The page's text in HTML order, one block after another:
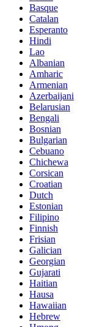
Basque
Catalan
Esperanto
Hindi
Lao
Albanian
Amharic
Armenian
Azerbaijani
Belarusian
Bengali
Bosnian
Bulgarian
Cebuano
Chichewa
Corsican
Croatian
Dutch
Estonian
Filipino
Finnish
Frisian
Galician
Georgian
Gujarati
Haitian
Hausa
Hawaiian
Hebrew